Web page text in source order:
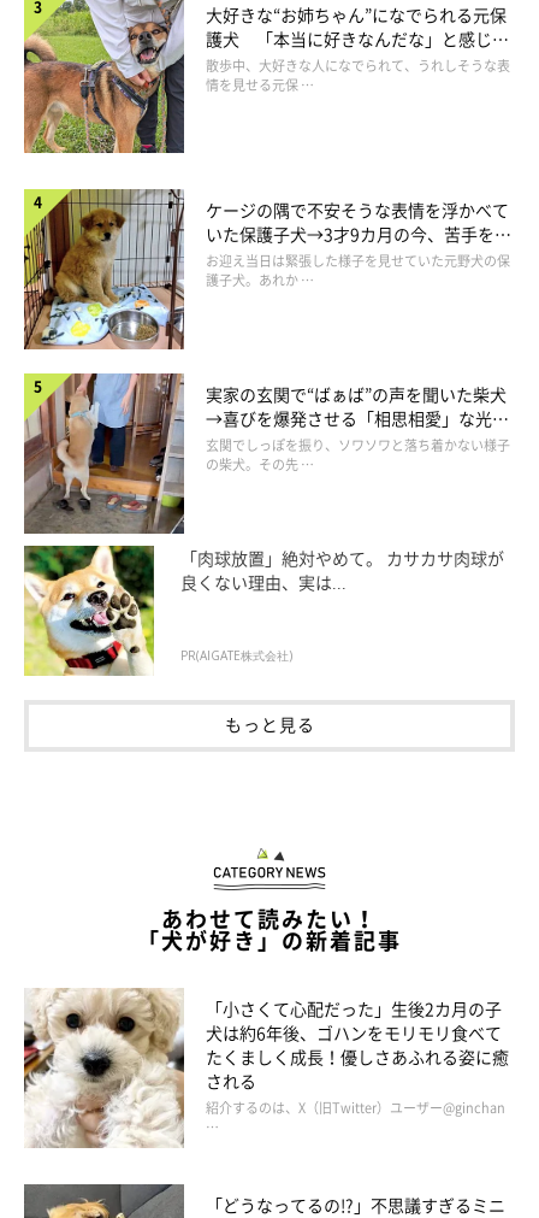
大好きな“お姉ちゃん”になでられる元保
護犬 「本当に好きなんだな」と感じる
表情にほっこり
散歩中、大好きな人になでられて、うれしそうな表
情を見せる元保 …
ケージの隅で不安そうな表情を浮かべて
いた保護子犬→3才9カ月の今、苦手を克
服し頼もしいコに成長！
お迎え当日は緊張した様子を見せていた元野犬の保
護子犬。あれか …
実家の玄関で“ばぁば”の声を聞いた柴犬
→喜びを爆発させる「相思相愛」な光景
にほっこり
玄関でしっぽを振り、ソワソワと落ち着かない様子
の柴犬。その先 …
「肉球放置」絶対やめて。 カサカサ肉球が
良くない理由、実は...
PR(AIGATE株式会社)
もっと見る
あわせて読みたい！
「犬が好き」の新着記事
「小さくて心配だった」生後2カ月の子
犬は約6年後、ゴハンをモリモリ食べて
たくましく成長！優しさあふれる姿に癒
される
紹介するのは、X（旧Twitter）ユーザー@ginchan
…
「どうなってるの!?」不思議すぎるミニ